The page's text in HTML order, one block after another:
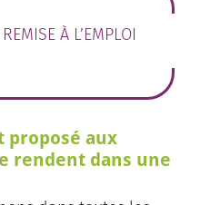
À L’EMPLOI
proposé aux
rendent dans une